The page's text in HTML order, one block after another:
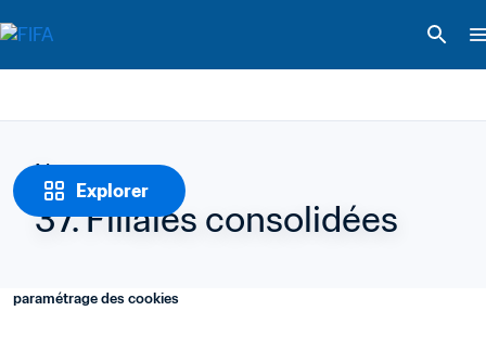
Explorer
Notes
37. Filiales consolidées
paramétrage des cookies